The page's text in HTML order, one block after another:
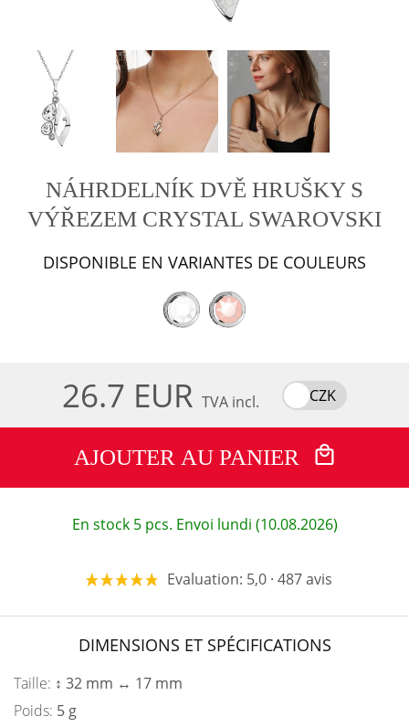
NÁHRDELNÍK DVĚ HRUŠKY S
VÝŘEZEM CRYSTAL SWAROVSKI
DISPONIBLE EN VARIANTES DE COULEURS
26.7 EUR TVA incl. CZK
AJOUTER AU PANIER
En stock 5 pcs. Envoi lundi (10.08.2026)
Evaluation: 5,0 · 487 avis
DIMENSIONS ET SPÉCIFICATIONS
Taille: ↕ 32 mm ↔ 17 mm
Poids: 5 g